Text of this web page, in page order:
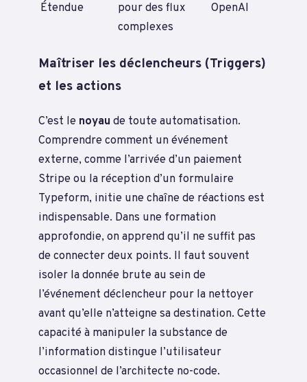
Étendue
pour des flux
complexes
OpenAI
Maîtriser les déclencheurs (Triggers)
et les actions
C’est le noyau de toute automatisation.
Comprendre comment un événement
externe, comme l’arrivée d’un paiement
Stripe ou la réception d’un formulaire
Typeform, initie une chaîne de réactions est
indispensable. Dans une formation
approfondie, on apprend qu’il ne suffit pas
de connecter deux points. Il faut souvent
isoler la donnée brute au sein de
l’événement déclencheur pour la nettoyer
avant qu’elle n’atteigne sa destination. Cette
capacité à manipuler la substance de
l’information distingue l’utilisateur
occasionnel de l’architecte no-code.